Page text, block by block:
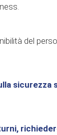
del
sicurezza